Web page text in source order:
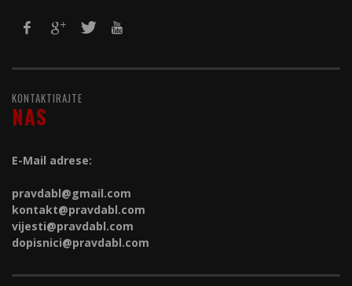
KONTAKTIRAJTE
NAS
E-Mail adrese:
pravdabl@gmail.com
kontakt@pravdabl.com
vijesti@pravdabl.com
dopisnici@pravdabl.com